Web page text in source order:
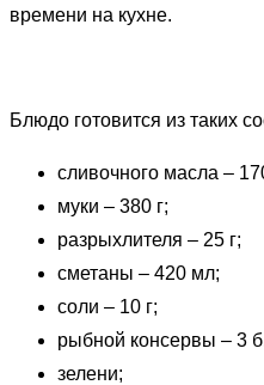
времени на кухне.
Блюдо готовится из таких
сливочного масла –
муки – 380 г;
разрыхлителя – 25 г;
сметаны – 420 мл;
соли – 10 г;
рыбной консервы – 3
зелени;